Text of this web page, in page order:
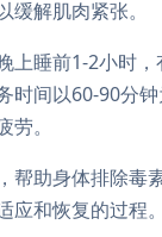
解肌肉紧张。
上睡前1-2小时
时间以60-90分
。
帮助身体排除毒
和恢复的过程。